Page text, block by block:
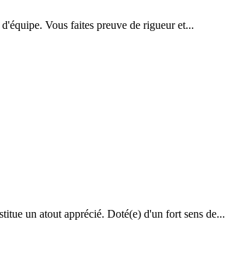
Vous faites preuve de rigueur et...
un atout apprécié. Doté(e) d'un fort sens de...